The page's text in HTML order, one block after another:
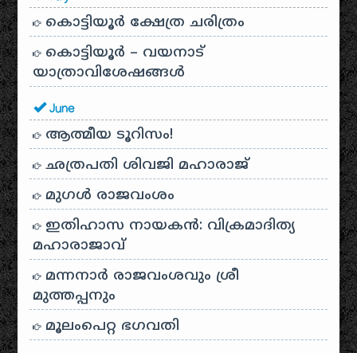
കൊട്ടിയൂർ ക്ഷേത്ര ചരിത്രം
കൊട്ടിയൂർ – വയനാട്
യാത്രാവിശേഷങ്ങൾ
June
ആത്മീയ ടൂറിസം!
ഛത്രപതി ശിവജി മഹാരാജ്
മുഗൾ രാജവംശം
ഇതിഹാസ നായകൻ: വിക്രമാദിത്യ
മഹാരാജാവ്
മന്നനാർ രാജവംശവും ശ്രീ
മുത്തപ്പനും
മൂലംപെറ്റ ഭഗവതി